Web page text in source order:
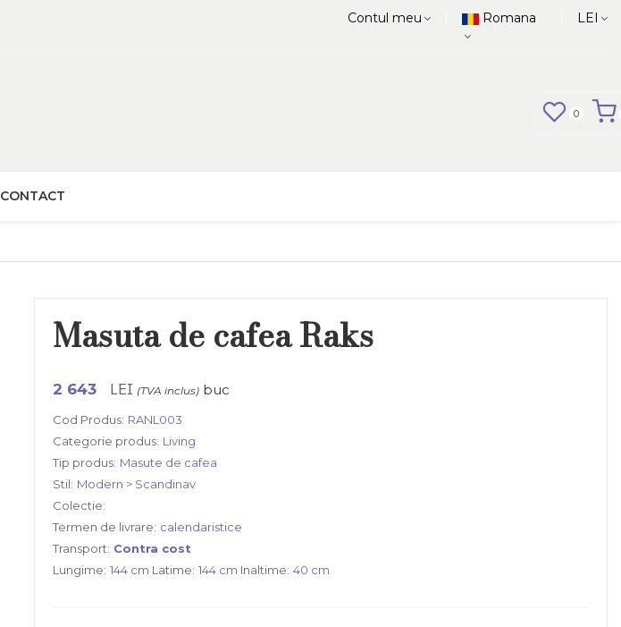
Contul meu Romana LEI
0
CONTACT
Masuta de cafea Raks
2 643 LEI (TVA inclus) buc
Cod Produs: RANL003
Categorie produs: Living
Tip produs: Masute de cafea
Stil: Modern > Scandinav
Colectie:
Termen de livrare: calendaristice
Transport: Contra cost
Lungime: 144 cm Latime: 144 cm Inaltime: 40 cm